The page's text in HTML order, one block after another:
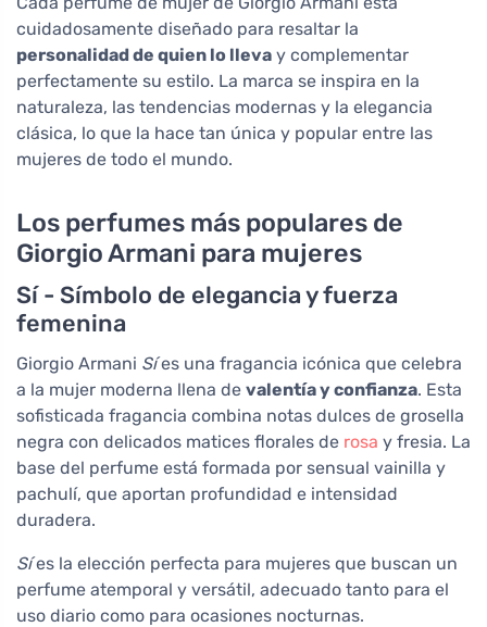
cuidadosamente diseñado para resaltar la
personalidad de quien lo lleva y complementar
perfectamente su estilo. La marca se inspira en la
naturaleza, las tendencias modernas y la elegancia
clásica, lo que la hace tan única y popular entre las
mujeres de todo el mundo.
Los perfumes más populares de
Giorgio Armani para mujeres
Sí - Símbolo de elegancia y fuerza
femenina
Giorgio Armani Síes una fragancia icónica que celebra
a la mujer moderna llena de valentía y confianza. Esta
sofisticada fragancia combina notas dulces de grosella
negra con delicados matices florales de rosa y fresia. La
base del perfume está formada por sensual vainilla y
pachulí, que aportan profundidad e intensidad
duradera.
Síes la elección perfecta para mujeres que buscan un
perfume atemporal y versátil, adecuado tanto para el
uso diario como para ocasiones nocturnas.